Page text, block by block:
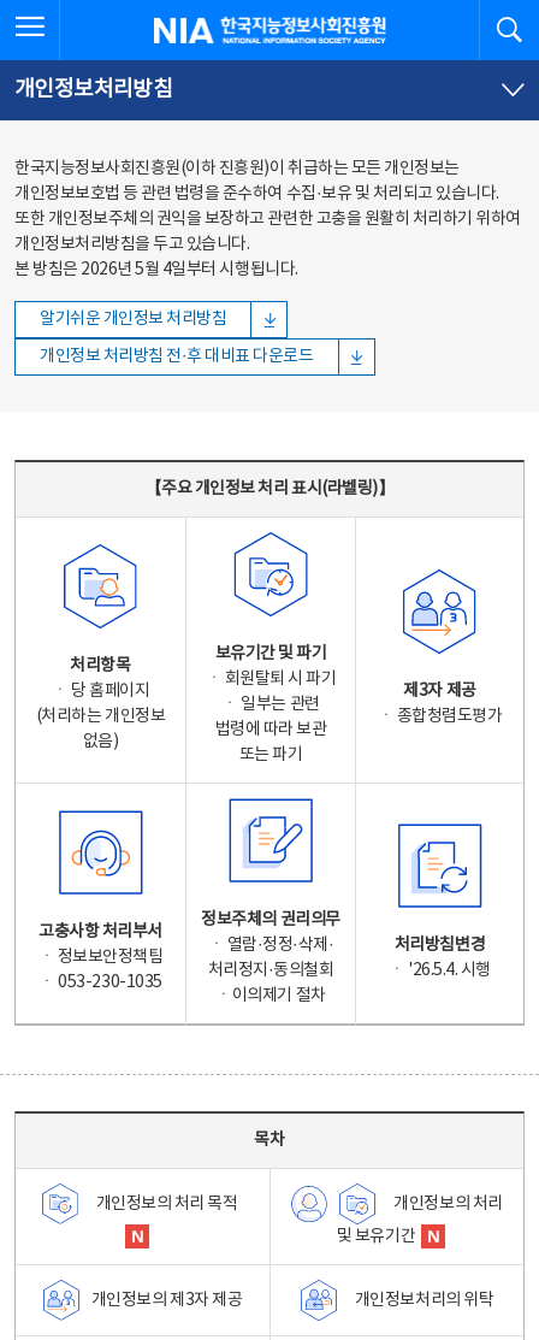
바로가기
바로가기
한국지능정보사회진흥원
개인정보처리방침
한국지능정보사회진흥원(이하 진흥원)이 취급하는 모든 개인정보는
개인정보보호법 등 관련 법령을 준수하여 수집·보유 및 처리되고 있습니다.
또한 개인정보주체의 권익을 보장하고 관련한 고충을 원활히 처리하기 위하여
개인정보처리방침을 두고 있습니다.
본 방침은 2026년 5월 4일부터 시행됩니다.
알기쉬운 개인정보 처리방침
개인정보 처리방침 전·후 대비표 다운로드
【주요 개인정보 처리 표시(라벨링)】
처리항목
ㆍ 당 홈페이지
(처리하는 개인정보
없음)
보유기간 및 파기
ㆍ 회원탈퇴 시 파기
ㆍ 일부는 관련
법령에 따라 보관
또는 파기
제3자 제공
ㆍ 종합청렴도평가
고충사항 처리부서
ㆍ 정보보안정책팀
ㆍ 053-230-1035
정보주체의 권리의무
ㆍ 열람·정정·삭제·
처리정지·동의철회
ㆍ이의제기 절차
처리방침변경
ㆍ '26.5.4. 시행
목차
개인정보의 처리 목적
개인정보의 처리
및 보유기간
개인정보의 제3자 제공 개인정보처리의 위탁